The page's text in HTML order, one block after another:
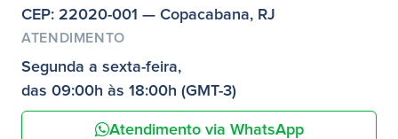
CEP: 22020-001 — Copacabana, RJ
ATENDIMENTO
Segunda a sexta-feira,
das 09:00h às 18:00h (GMT-3)
Atendimento via WhatsApp